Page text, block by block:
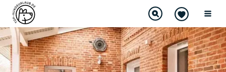
DIREKT BUCHBAR